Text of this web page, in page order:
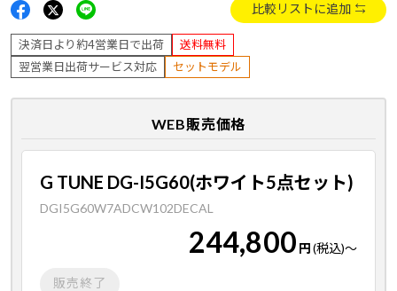
比較リストに追加
決済日より約4営業日で出荷
送料無料
翌営業日出荷サービス対応
セットモデル
WEB販売価格
G TUNE DG-I5G60(ホワイト5点セット)
DGI5G60W7ADCW102DECAL
244,800 円(税込)～
販売終了